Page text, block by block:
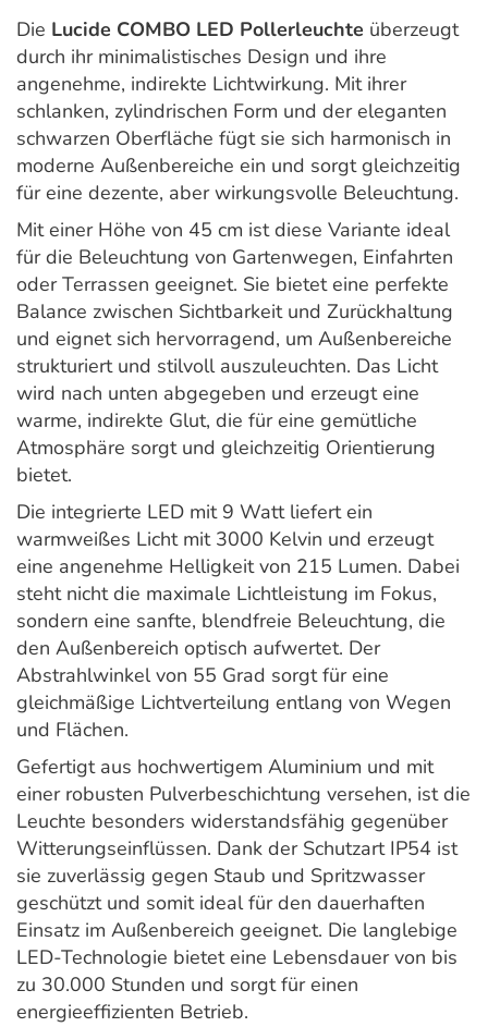
Die Lucide COMBO LED Pollerleuchte überzeugt
durch ihr minimalistisches Design und ihre
angenehme, indirekte Lichtwirkung. Mit ihrer
schlanken, zylindrischen Form und der eleganten
schwarzen Oberfläche fügt sie sich harmonisch in
moderne Außenbereiche ein und sorgt gleichzeitig
für eine dezente, aber wirkungsvolle Beleuchtung.
Mit einer Höhe von 45 cm ist diese Variante ideal
für die Beleuchtung von Gartenwegen, Einfahrten
oder Terrassen geeignet. Sie bietet eine perfekte
Balance zwischen Sichtbarkeit und Zurückhaltung
und eignet sich hervorragend, um Außenbereiche
strukturiert und stilvoll auszuleuchten. Das Licht
wird nach unten abgegeben und erzeugt eine
warme, indirekte Glut, die für eine gemütliche
Atmosphäre sorgt und gleichzeitig Orientierung
bietet.
Die integrierte LED mit 9 Watt liefert ein
warmweißes Licht mit 3000 Kelvin und erzeugt
eine angenehme Helligkeit von 215 Lumen. Dabei
steht nicht die maximale Lichtleistung im Fokus,
sondern eine sanfte, blendfreie Beleuchtung, die
den Außenbereich optisch aufwertet. Der
Abstrahlwinkel von 55 Grad sorgt für eine
gleichmäßige Lichtverteilung entlang von Wegen
und Flächen.
Gefertigt aus hochwertigem Aluminium und mit
einer robusten Pulverbeschichtung versehen, ist die
Leuchte besonders widerstandsfähig gegenüber
Witterungseinflüssen. Dank der Schutzart IP54 ist
sie zuverlässig gegen Staub und Spritzwasser
geschützt und somit ideal für den dauerhaften
Einsatz im Außenbereich geeignet. Die langlebige
LED-Technologie bietet eine Lebensdauer von bis
zu 30.000 Stunden und sorgt für einen
energieeffizienten Betrieb.